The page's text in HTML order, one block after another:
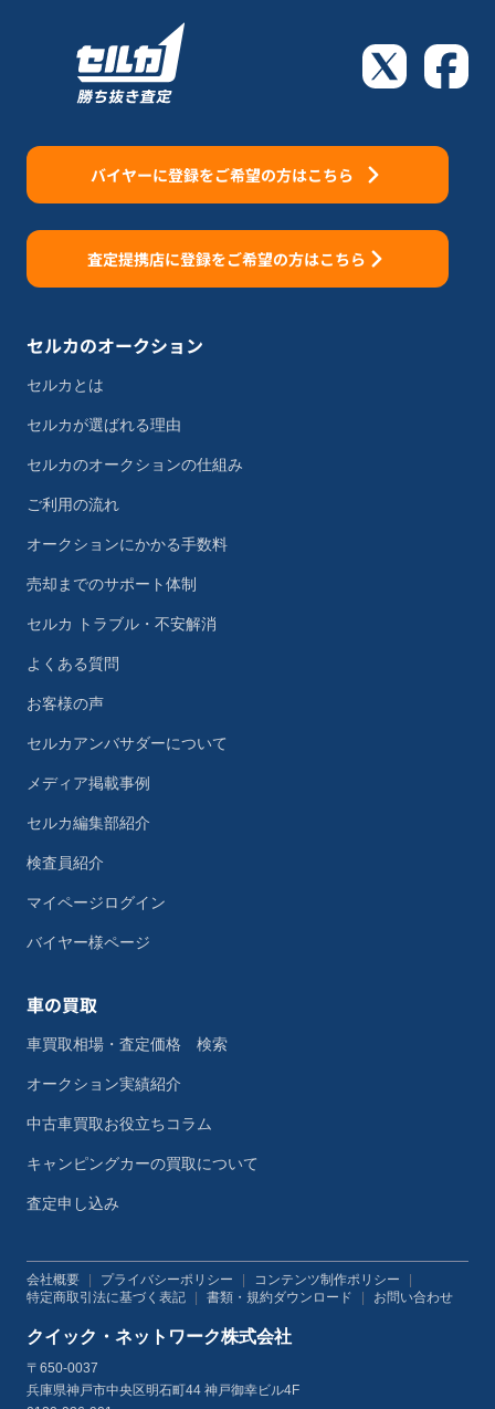
バイヤーに登録をご希望の方はこちら
査定提携店に登録をご希望の方はこちら
セルカのオークション
セルカとは
セルカが選ばれる理由
セルカのオークションの仕組み
ご利用の流れ
オークションにかかる手数料
売却までのサポート体制
セルカ トラブル・不安解消
よくある質問
お客様の声
セルカアンバサダーについて
メディア掲載事例
セルカ編集部紹介
検査員紹介
マイページログイン
バイヤー様ページ
車の買取
車買取相場・査定価格 検索
オークション実績紹介
中古車買取お役立ちコラム
キャンピングカーの買取について
査定申し込み
会社概要 プライバシーポリシー コンテンツ制作ポリシー
特定商取引法に基づく表記
書類・規約ダウンロード お問い合わせ
クイック・ネットワーク株式会社
〒650-0037
兵庫県神戸市中央区明石町44 神戸御幸ビル4F